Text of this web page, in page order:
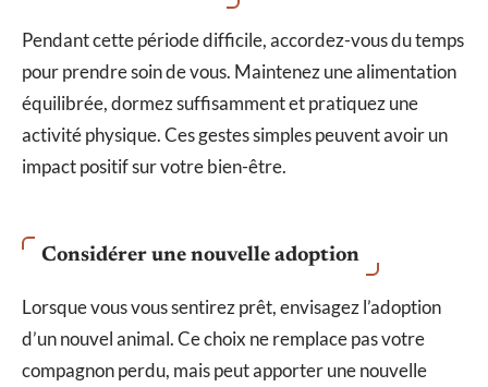
Pendant cette période difficile, accordez-vous du temps
pour prendre soin de vous. Maintenez une alimentation
équilibrée, dormez suffisamment et pratiquez une
activité physique. Ces gestes simples peuvent avoir un
impact positif sur votre bien-être.
Considérer une nouvelle adoption
Lorsque vous vous sentirez prêt, envisagez l’adoption
d’un nouvel animal. Ce choix ne remplace pas votre
compagnon perdu, mais peut apporter une nouvelle